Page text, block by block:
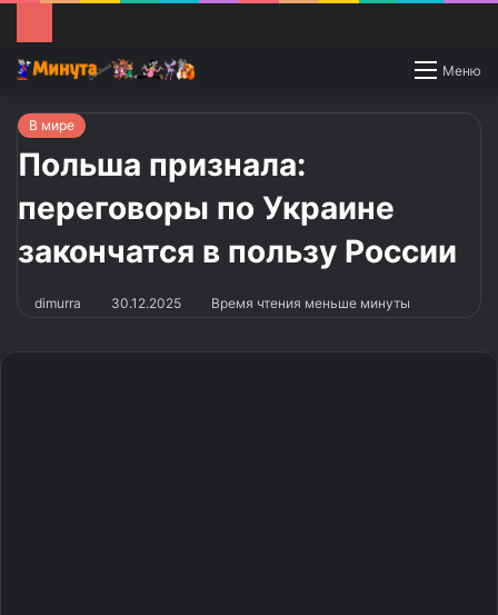
Меню
Switch
В мире
Польша признала:
переговоры по Украине
закончатся в пользу России
dimurra 30.12.2025 Время чтения меньше минуты